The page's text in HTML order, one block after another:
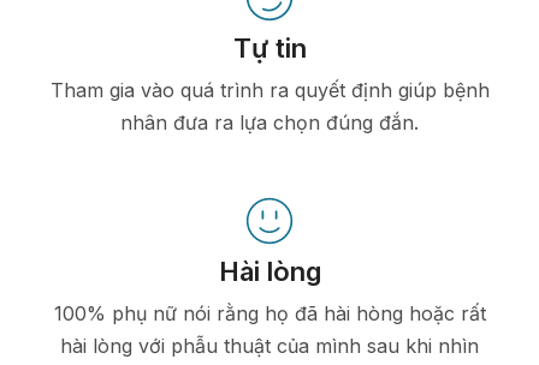
Tự tin
Tham gia vào quá trình ra quyết định giúp bệnh
nhân đưa ra lựa chọn đúng đắn.
Hài lòng
100% phụ nữ nói rằng họ đã hài hòng hoặc rất
hài lòng với phẫu thuật của mình sau khi nhìn